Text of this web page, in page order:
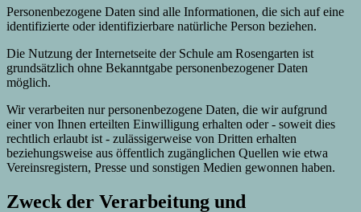
Personenbezogene Daten sind alle Informationen, die sich auf eine
identifizierte oder identifizierbare natürliche Person beziehen.
Die Nutzung der Internetseite der Schule am Rosengarten ist
grundsätzlich ohne Bekanntgabe personenbezogener Daten
möglich.
Wir verarbeiten nur personenbezogene Daten, die wir aufgrund
einer von Ihnen erteilten Einwilligung erhalten oder - soweit dies
rechtlich erlaubt ist - zulässigerweise von Dritten erhalten
beziehungsweise aus öffentlich zugänglichen Quellen wie etwa
Vereinsregistern, Presse und sonstigen Medien gewonnen haben.
Zweck der Verarbeitung und